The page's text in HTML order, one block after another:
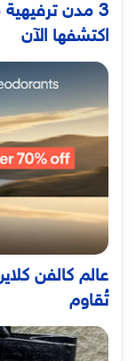
3 مدن
اكتشفها الآن
عالم كالفن
تُقاوم